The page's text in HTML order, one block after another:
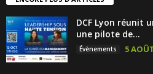
DCF Lyon réunit
une pilote de...
Évènements 5